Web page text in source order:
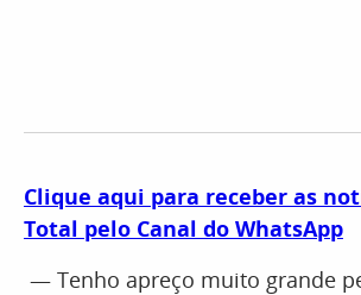
Clique aqui para receber as
Total pelo Canal do WhatsApp
— Tenho apreço muito grande